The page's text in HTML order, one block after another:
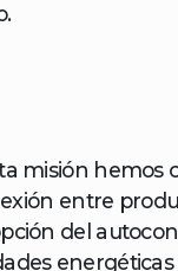
misión hemos
entre
del